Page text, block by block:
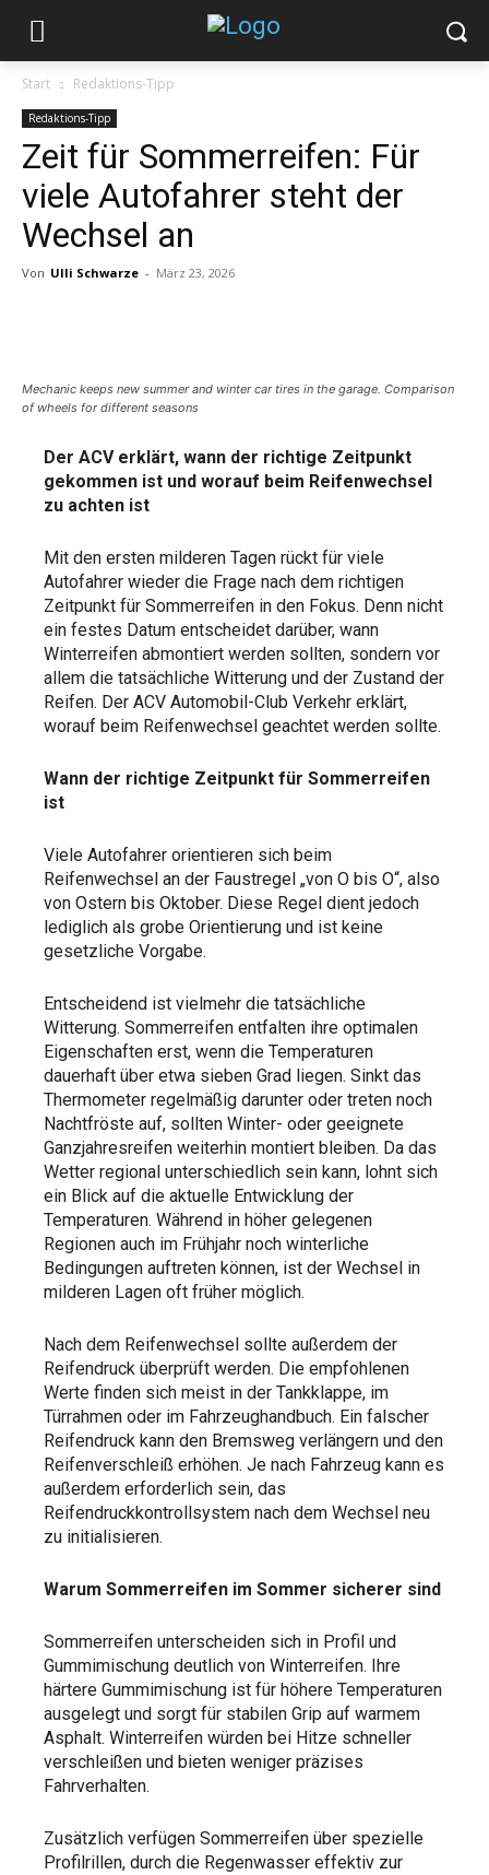
Start Redaktions-Tipp
Redaktions-Tipp
Zeit für Sommerreifen: Für
viele Autofahrer steht der
Wechsel an
Von Ulli Schwarze - März 23, 2026
Mechanic keeps new summer and winter car tires in the garage. Comparison
of wheels for different seasons
Der ACV erklärt, wann der richtige Zeitpunkt
gekommen ist und worauf beim Reifenwechsel
zu achten ist
Mit den ersten milderen Tagen rückt für viele
Autofahrer wieder die Frage nach dem richtigen
Zeitpunkt für Sommerreifen in den Fokus. Denn nicht
ein festes Datum entscheidet darüber, wann
Winterreifen abmontiert werden sollten, sondern vor
allem die tatsächliche Witterung und der Zustand der
Reifen. Der ACV Automobil-Club Verkehr erklärt,
worauf beim Reifenwechsel geachtet werden sollte.
Wann der richtige Zeitpunkt für Sommerreifen
ist
Viele Autofahrer orientieren sich beim
Reifenwechsel an der Faustregel „von O bis O“, also
von Ostern bis Oktober. Diese Regel dient jedoch
lediglich als grobe Orientierung und ist keine
gesetzliche Vorgabe.
Entscheidend ist vielmehr die tatsächliche
Witterung. Sommerreifen entfalten ihre optimalen
Eigenschaften erst, wenn die Temperaturen
dauerhaft über etwa sieben Grad liegen. Sinkt das
Thermometer regelmäßig darunter oder treten noch
Nachtfröste auf, sollten Winter- oder geeignete
Ganzjahresreifen weiterhin montiert bleiben. Da das
Wetter regional unterschiedlich sein kann, lohnt sich
ein Blick auf die aktuelle Entwicklung der
Temperaturen. Während in höher gelegenen
Regionen auch im Frühjahr noch winterliche
Bedingungen auftreten können, ist der Wechsel in
milderen Lagen oft früher möglich.
Nach dem Reifenwechsel sollte außerdem der
Reifendruck überprüft werden. Die empfohlenen
Werte finden sich meist in der Tankklappe, im
Türrahmen oder im Fahrzeughandbuch. Ein falscher
Reifendruck kann den Bremsweg verlängern und den
Reifenverschleiß erhöhen. Je nach Fahrzeug kann es
außerdem erforderlich sein, das
Reifendruckkontrollsystem nach dem Wechsel neu
zu initialisieren.
Warum Sommerreifen im Sommer sicherer sind
Sommerreifen unterscheiden sich in Profil und
Gummimischung deutlich von Winterreifen. Ihre
härtere Gummimischung ist für höhere Temperaturen
ausgelegt und sorgt für stabilen Grip auf warmem
Asphalt. Winterreifen würden bei Hitze schneller
verschleißen und bieten weniger präzises
Fahrverhalten.
Zusätzlich verfügen Sommerreifen über spezielle
Profilrillen, durch die Regenwasser effektiv zur